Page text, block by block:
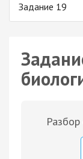
Задание 19